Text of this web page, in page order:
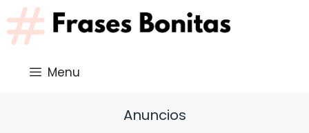
Saltar
al
contenido
Menu
Anuncios